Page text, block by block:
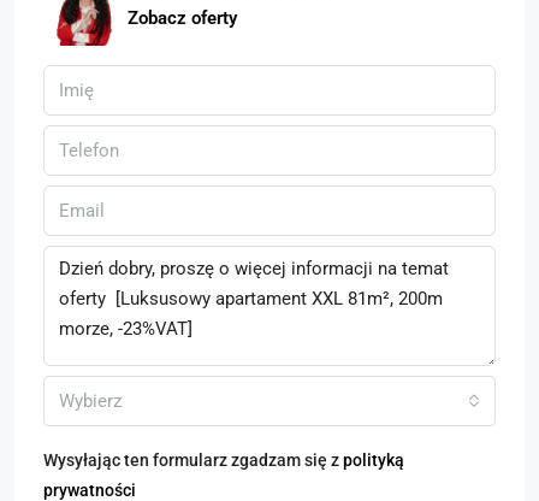
Zobacz oferty
Wybierz
Wysyłając ten formularz zgadzam się zpolityką
prywatności